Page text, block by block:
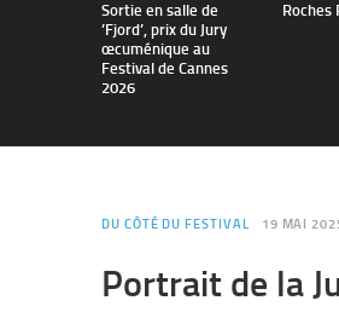
Sortie en salle de
’Fjord’, prix du Jury
œcuménique au
Festival de Cannes
2026
Roches
DU CÔTÉ DU FESTIVAL 19 MAI
Portrait de la